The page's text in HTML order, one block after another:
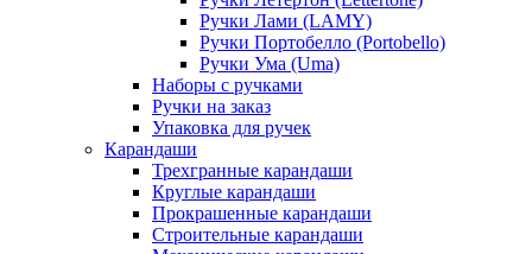
Ручки Лами (LAMY)
Ручки Портобелло (Portobello)
Ручки Ума (Uma)
Наборы с ручками
Ручки на заказ
Упаковка для ручек
Карандаши
Трехгранные карандаши
Круглые карандаши
Прокрашенные карандаши
Строительные карандаши